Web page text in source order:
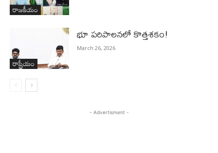
రాజకీయం
రాష్ట్రీయం
భూ ప‌రిపాల‌న‌లో కొత్తశ‌కం!
March 26, 2026
- Advertisment -